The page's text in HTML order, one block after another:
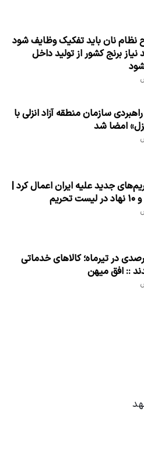
نظام نان باید تفکیک وظایف شود
نیاز برنج کشور از تولید داخل
سازمان منطقه آزاد انزلی با
امضا شد
جدید علیه ایران اعمال کرد |
۳.۱ درصدی در تیرماه؛ کالاهای خدماتی
:: افق میهن